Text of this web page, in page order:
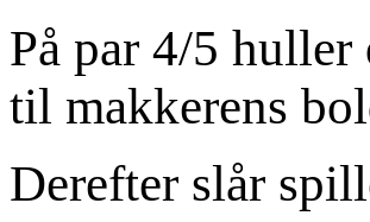
På par 4/5
til makkerens
Derefter slår